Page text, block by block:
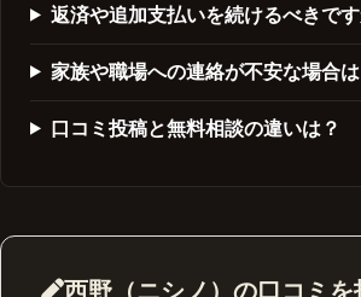
返済や追加支払いを続けるべきで
家族や職場への連絡が不安な場合は
口コミ投稿と無料相談の違いは？
西野（ニシノ）の口コミを